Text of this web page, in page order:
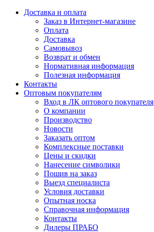
Доставка и оплата
Заказ в Интернет-магазине
Оплата
Доставка
Самовывоз
Возврат и обмен
Нормативная информация
Полезная информация
Контакты
Оптовым покупателям
Вход в ЛК оптового покупателя
О компании
Производство
Новости
Заказать оптом
Комплексные поставки
Цены и скидки
Нанесение символики
Пошив на заказ
Выезд специалиста
Условия доставки
Опытная носка
Справочная информация
Контакты
Дилеры ПРАБО